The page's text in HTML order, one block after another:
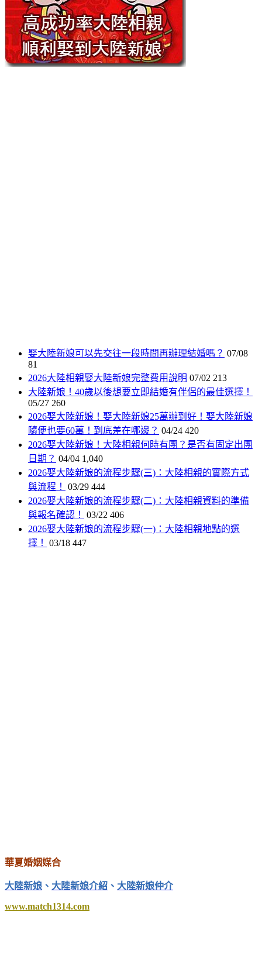
娶大陸新娘可以先交往一段時間再辦理結婚嗎？ 07/08
81
2026大陸相親娶大陸新娘完整費用說明 07/02 213
大陸新娘！40歲以後想要立即結婚有伴侶的最佳選擇！
05/27 260
2026娶大陸新娘！娶大陸新娘25萬辦到好！娶大陸新娘
隨便也要60萬！到底差在哪邊？ 04/24 420
2026娶大陸新娘！大陸相親何時有團？是否有固定出團
日期？ 04/04 1,040
2026娶大陸新娘的流程步驟(三)：大陸相親的實際方式
與流程！
03/29 444
2026娶大陸新娘的流程步驟(二)：大陸相親資料的準備
與報名確認！
03/22 406
2026娶大陸新娘的流程步驟(一)：大陸相親地點的選
擇！
03/18 447
華夏婚姻媒合
大陸新娘 、 大陸新娘介紹 、 大陸新娘仲介
www.match1314.com